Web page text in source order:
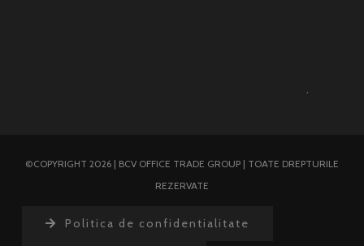
.
©COPYRIGHT 2026 | BCV OFFICE TRADE GROUP | TOATE DREPTURILE
REZERVATE
Politica de confidentialitate